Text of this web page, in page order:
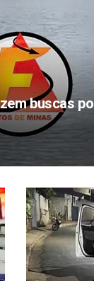
buscas